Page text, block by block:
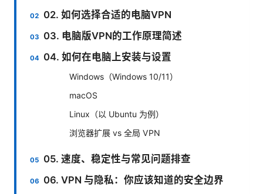
02. 如何选择合适的电脑VPN
03. 电脑版VPN的工作原理简述
04. 如何在电脑上安装与设置
Windows（Windows 10/11）
macOS
Linux（以 Ubuntu 为例）
浏览器扩展 vs 全局 VPN
05. 速度、稳定性与常见问题排查
06. VPN 与隐私：你应该知道的安全边界